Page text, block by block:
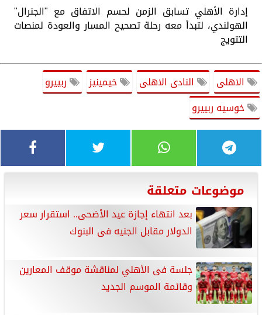
إدارة الأهلي تسابق الزمن لحسم الاتفاق مع "الجنرال"
الهولندي، لتبدأ معه رحلة تصحيح المسار والعودة لمنصات
التتويج
الاهلى النادى الاهلى خيمينيز
ربييرو
خوسيه ربييرو
موضوعات متعلقة
بعد انتهاء إجازة عيد الأضحى.. استقرار سعر
الدولار مقابل الجنيه فى البنوك
جلسة فى الأهلي لمناقشة موقف المعارين
وقائمة الموسم الجديد